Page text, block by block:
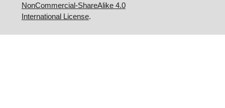
NonCommercial-ShareAlike 4.0
International License.